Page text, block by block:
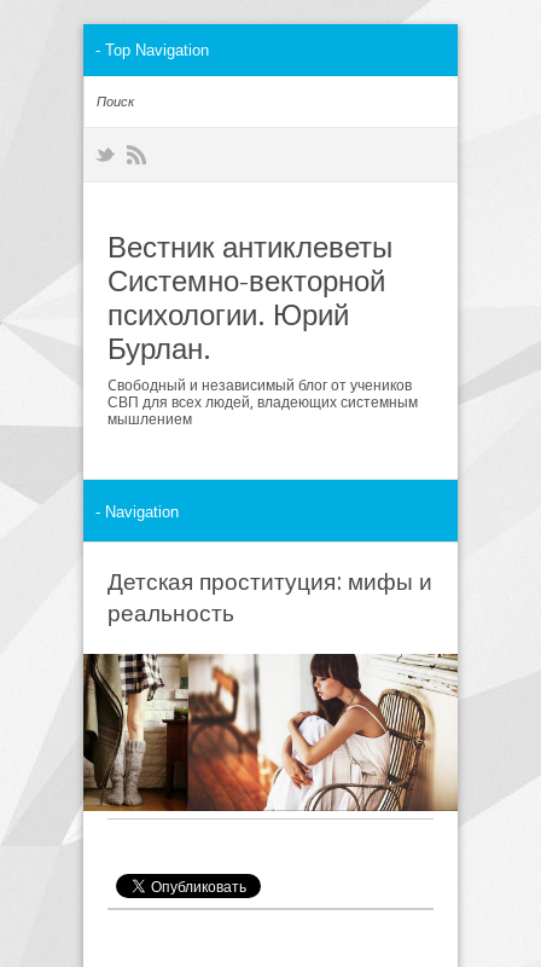
Вестник антиклеветы
Системно-векторной
психологии. Юрий
Бурлан.
Cвободный и независимый блог от учеников
СВП для всех людей, владеющих системным
мышлением
Детская проституция: мифы и
реальность